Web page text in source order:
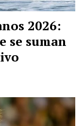
2026:
se suman